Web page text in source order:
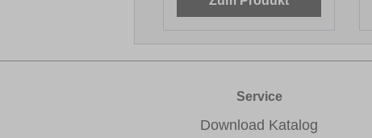
Service
Download Katalog